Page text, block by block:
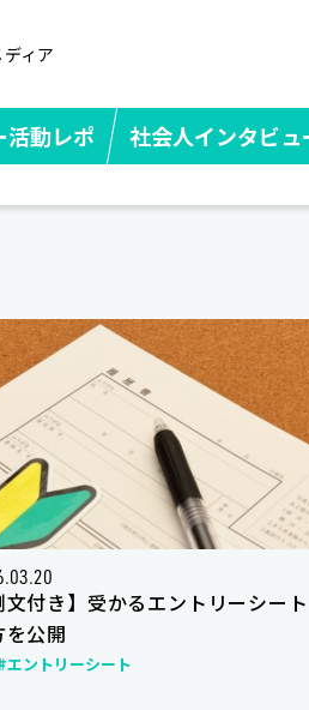
ィア
活動レポ 社会人インタビュ
文付き】受かるエントリーシー
を公開
エントリーシート